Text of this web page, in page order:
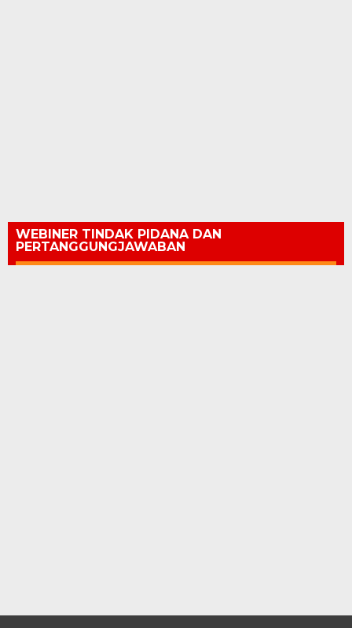
WEBINER TINDAK PIDANA DAN
PERTANGGUNGJAWABAN